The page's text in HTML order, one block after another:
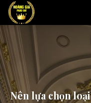
Skip
content
Nên lựa chọn